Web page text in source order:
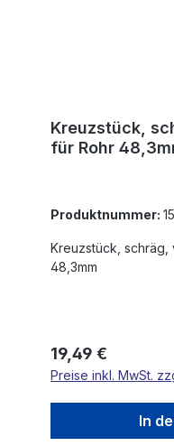
Kreuzstück,
für Rohr
Produktnummer:
Kreuzstück, schräg,
48,3mm
Regulärer Preis:
19,49 €
Preise inkl. MwSt.
In